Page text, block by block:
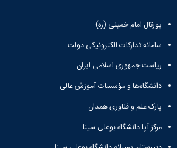
پورتال امام خمینی (ره)
سامانه تدارکات الکترونیکی دولت
ریاست جمهوری اسلامی ایران
دانشگاه‌ها و مؤسسات آموزش عالی
پارک علم و فناوری همدان
مرکز آپا دانشگاه بوعلی سینا